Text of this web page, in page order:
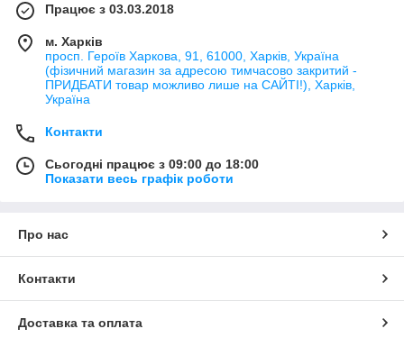
Працює з 03.03.2018
м. Харків
просп. Героїв Харкова, 91, 61000, Харків, Україна
(фізичний магазин за адресою тимчасово закритий -
ПРИДБАТИ товар можливо лише на САЙТІ!), Харків,
Україна
Контакти
Сьогодні працює з 09:00 до 18:00
Показати весь графік роботи
Про нас
Контакти
Доставка та оплата